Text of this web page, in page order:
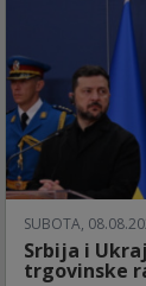
SUBOTA,
Srbija i
trgovinske